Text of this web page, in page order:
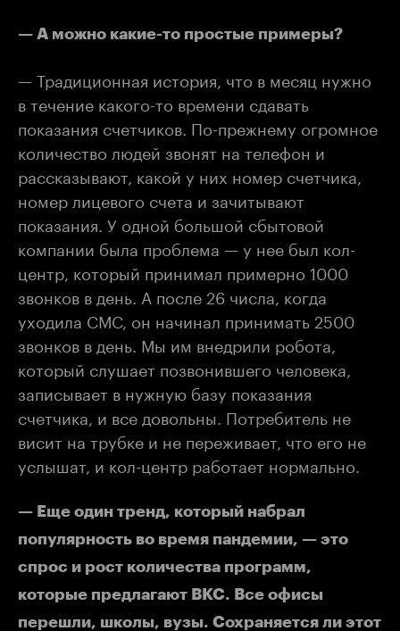
— А можно какие-то простые примеры?
— Традиционная история, что в месяц нужно
в течение какого-то времени сдавать
показания счетчиков. По-прежнему огромное
количество людей звонят на телефон и
рассказывают, какой у них номер счетчика,
номер лицевого счета и зачитывают
показания. У одной большой сбытовой
компании была проблема — у нее был кол-
центр, который принимал примерно 1000
звонков в день. А после 26 числа, когда
уходила СМС, он начинал принимать 2500
звонков в день. Мы им внедрили робота,
который слушает позвонившего человека,
записывает в нужную базу показания
счетчика, и все довольны. Потребитель не
висит на трубке и не переживает, что его не
услышат, и кол-центр работает нормально.
— Еще один тренд, который набрал
популярность во время пандемии, — это
спрос и рост количества программ,
которые предлагают ВКС. Все офисы
перешли, школы, вузы. Сохраняется ли этот